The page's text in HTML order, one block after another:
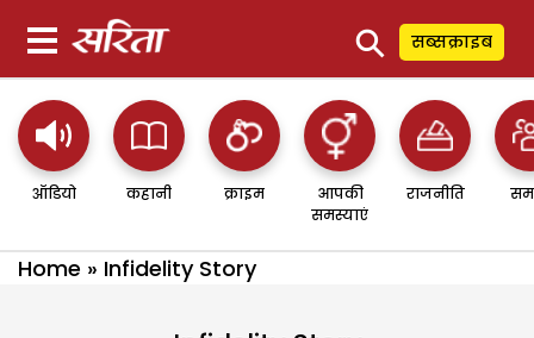
⚲ सब्सक्राइब
ऑडियो कहानी क्राइम
आपकी
समस्याएं
राजनीति
Home » Infidelity Story